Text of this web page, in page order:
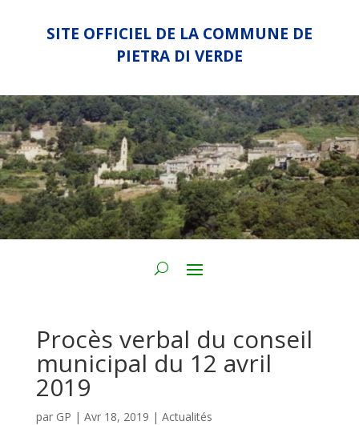
SITE OFFICIEL DE LA COMMUNE DE
PIETRA DI VERDE
Procès verbal du conseil
municipal du 12 avril
2019
par GP | Avr 18, 2019 | Actualités